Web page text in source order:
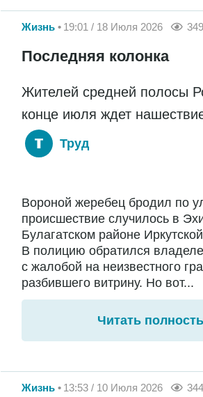
Жизнь 19:01 / 18 Июля 2026
Последняя колонка
Жителей средней полосы
конце июля ждет
Труд
Вороной жеребец бродил по
происшествие случилось в
Булагатском районе
В полицию обратился
с жалобой на неизвестного
разбившего витрину. Но вот...
Читать
Жизнь 13:53 / 10 Июля 2026